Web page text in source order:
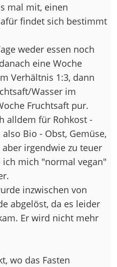
mal mit, einen
findet sich bestimmt
weder essen noch
eine Woche
Verhältnis 1:3, dann
Wasser im
Fruchtsaft pur.
alldem für Rohkost -
Bio - Obst, Gemüse,
irgendwie zu teuer
mich "normal vegan"
inzwischen von
abgelöst, da es leider
Er wird nicht mehr
wo das Fasten